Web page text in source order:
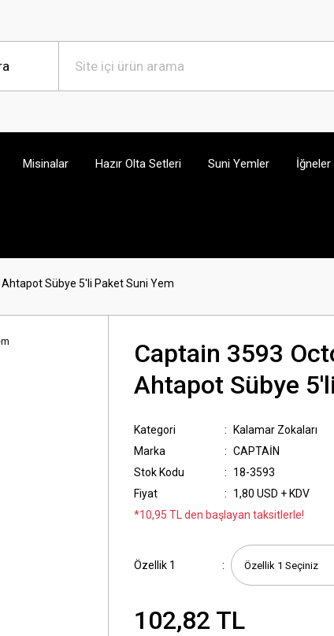
Misinalar Hazır Olta Setleri Suni Yemler İğneler
Sübye 5'li Paket Suni Yem
Captain 3593
Ahtapot Sübye
Kategori
Kalamar Zokaları
Marka
CAPTAİN
Stok Kodu
18-3593
Fiyat
1,80 USD + KDV
*10,95 TL den başlayan taksitlerle!
Özellik 1
102,82 TL